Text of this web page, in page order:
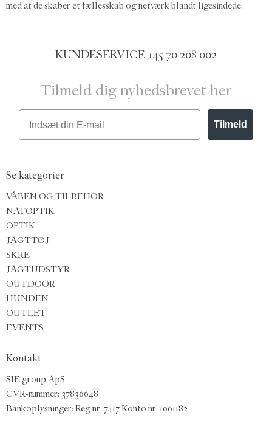
med at de skaber et fællesskab og netværk blandt ligesindede.
KUNDESERVICE+45 70 208 002
Tilmeld dig nyhedsbrevet her
Email
Tilmeld
Se kategorier
VÅBEN OG TILBEHØR
NATOPTIK
OPTIK
JAGTTØJ
SKRE
JAGTUDSTYR
OUTDOOR
HUNDEN
OUTLET
EVENTS
Kontakt
SIE group ApS
CVR-nummer: 37836648
Bankoplysninger: Reg nr: 7417 Konto nr: 1061182